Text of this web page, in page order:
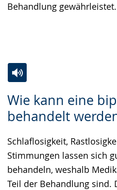
Behandlung gewährleistet.
Wie kann eine
behandelt
Schlaflosigkeit,
Stimmungen lassen sich
behandeln, weshalb
Teil der Behandlung sind.
Leichten
Sprache
Audio-
Unterstützung.
Video
in
Gebärdensprache
wird
angezeigt.